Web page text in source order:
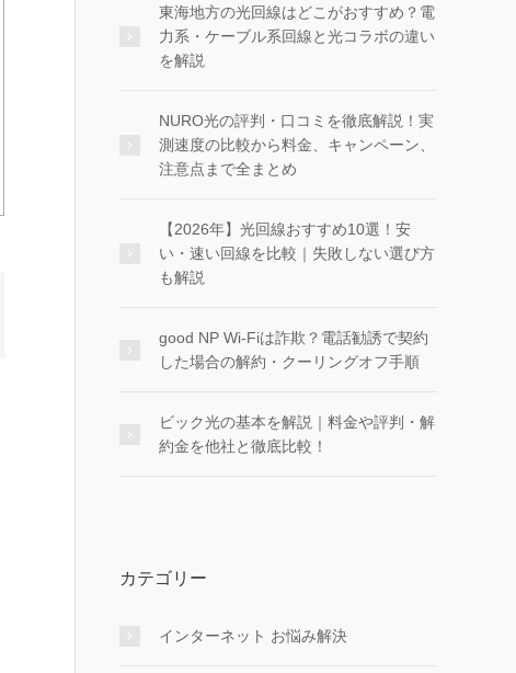
東海地方の光回線はどこがおすすめ？電
力系・ケーブル系回線と光コラボの違い
を解説
NURO光の評判・口コミを徹底解説！実
測速度の比較から料金、キャンペーン、
注意点まで全まとめ
【2026年】光回線おすすめ10選！安
い・速い回線を比較｜失敗しない選び方
も解説
good NP Wi-Fiは詐欺？電話勧誘で契約
した場合の解約・クーリングオフ手順
ビック光の基本を解説｜料金や評判・解
約金を他社と徹底比較！
カテゴリー
インターネット お悩み解決